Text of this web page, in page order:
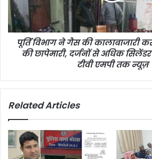
पूर्ति विभाग ने गैस की कालाबाजारी
की छापेमारी, दर्जनों से अधिक
टीवी एमपी तक न्यूज़
Related Articles